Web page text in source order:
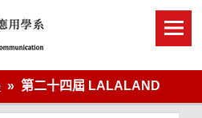
第二十四屆 LALALAND